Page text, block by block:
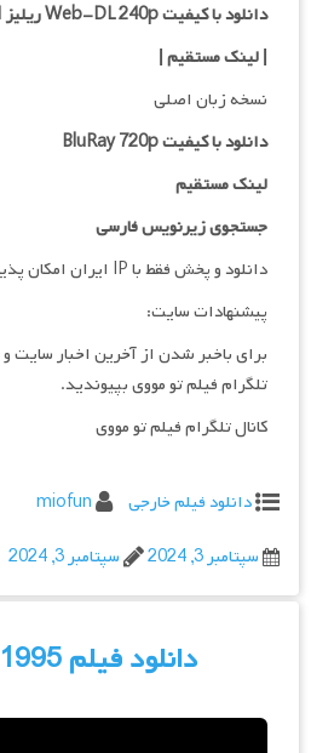
دانلود با کیفیت Web-DL 240p ریلیز F2M
| لینک مستقیم|
نسخه زبان اصلی
دانلود با کیفیت BluRay 720p
لینک مستقیم
جستجوی زیرنویس فارسی
دانلود و پخش فقط با IP ایران امکان پذیر هست
پیشنهادات سایت:
برای باخبر شدن از آخرین اخبار سایت و
تلگرام فیلم تو مووی بپیوندید.
کانال تلگرام فیلم تو مووی
دانلود فیلم خارجی
miofun
سپتامبر 3, 2024
سپتامبر 3, 2024
دانلود فیلم La Haine 1995